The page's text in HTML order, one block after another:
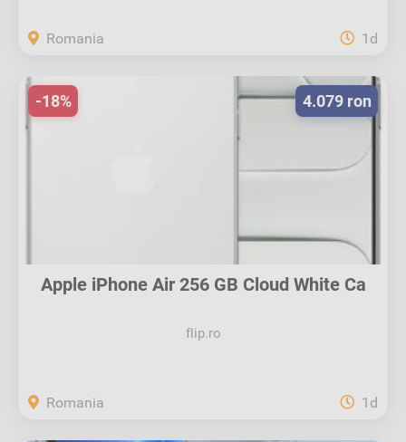
Romania 1d
Apple iPhone Air 256 GB Cloud White Ca
flip.ro
4.079 ron
-18%
Romania 1d